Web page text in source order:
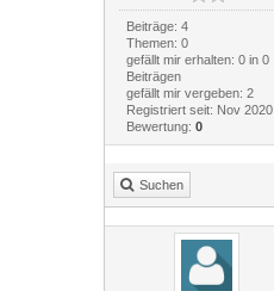
Beiträge: 4
Themen: 0
gefällt mir erhalten: 0 in 0
Beiträgen
gefällt mir vergeben: 2
Registriert seit: Nov 2020
Bewertung: 0
Suchen